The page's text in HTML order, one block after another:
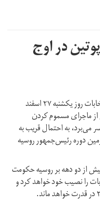
در اوج
خبرگزاری فرانسه در تحلیلی پیرامون انتخابات روز یکشنبه ۲۷ اسفند
ماجرای مسموم کردن
می‌برد، به احتمال قریب به
دوره رئیس‌جمهور روسیه
از دو دهه بر روسیه حکومت
آرای انتخابات را نصیب خود خواهد کرد و